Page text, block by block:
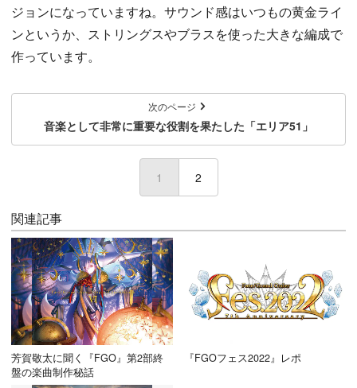
ジョンになっていますね。サウンド感はいつもの黄金ライ
ンというか、ストリングスやブラスを使った大きな編成で
作っています。
次のページ
音楽として非常に重要な役割を果たした「エリア51」
1 (current)
2
関連記事
芳賀敬太に聞く『FGO』第2部終
盤の楽曲制作秘話
『FGOフェス2022』レポ